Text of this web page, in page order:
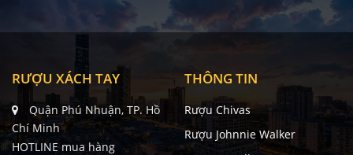
RƯỢU XÁCH TAY
Quận Phú Nhuận, TP. Hồ
Chí Minh
HOTLINE mua hàng
THÔNG TIN
Rượu Chivas
Rượu Johnnie Walker